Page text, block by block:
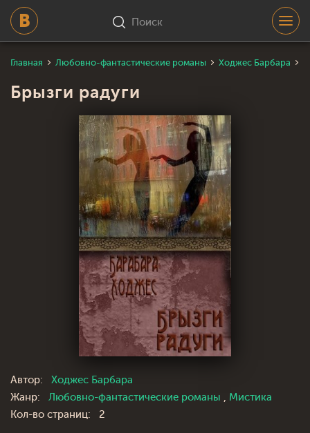
Поиск
Главная Любовно-фантастические романы Ходжес Барбара
Брызги радуги
Автор:
Ходжес Барбара
Жанр:
Любовно-фантастические романы , Мистика
Кол-во страниц:
2